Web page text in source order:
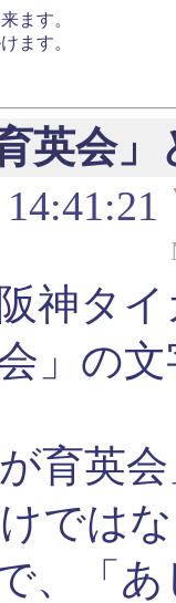
ます。
ます。
英会
神タ
」の
育英
では
、「